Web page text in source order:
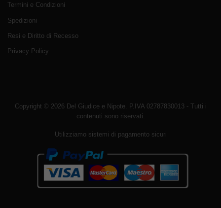
Termini e Condizioni
Spedizioni
Resi e Diritto di Recesso
Privacy Policy
Copyright © 2026 Del Giudice e Nipote. P.IVA 02787830013 - Tutti i
contenuti sono riservati.
Utilizziamo sistemi di pagamento sicuri